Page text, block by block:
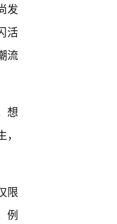
发
活
流
想
限
例